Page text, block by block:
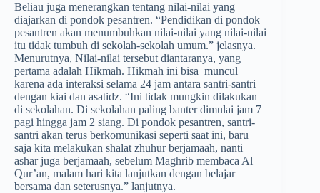
Beliau juga menerangkan tentang nilai-nilai yang
diajarkan di pondok pesantren. “Pendidikan di pondok
pesantren akan menumbuhkan nilai-nilai yang nilai-nilai
itu tidak tumbuh di sekolah-sekolah umum.” jelasnya.
Menurutnya, Nilai-nilai tersebut diantaranya, yang
pertama adalah Hikmah. Hikmah ini bisa muncul
karena ada interaksi selama 24 jam antara santri-santri
dengan kiai dan asatidz. “Ini tidak mungkin dilakukan
di sekolahan. Di sekolahan paling banter dimulai jam 7
pagi hingga jam 2 siang. Di pondok pesantren, santri-
santri akan terus berkomunikasi seperti saat ini, baru
saja kita melakukan shalat zhuhur berjamaah, nanti
ashar juga berjamaah, sebelum Maghrib membaca Al
Qur’an, malam hari kita lanjutkan dengan belajar
bersama dan seterusnya.” lanjutnya.